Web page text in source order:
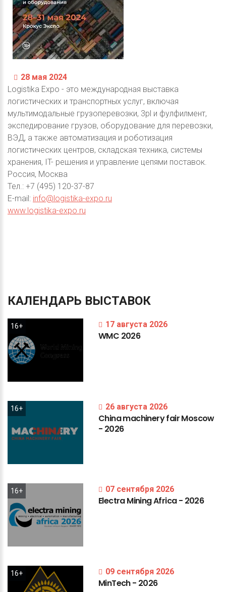
28 мая 2024
Logistika Expo - это международная выставка
логистических и транспортных услуг, включая
мультимодальные грузоперевозки, 3pl и фулфилмент,
экспедирование грузов, оборудование для перевозки,
ВЭД, а также автоматизация и роботизация
логистических центров, складская техника, системы
хранения, IT- решения и управление цепями поставок.
Россия, Москва
Тел.: +7 (495) 120-37-87
E-mail: info@logistika-expo.ru
www.logistika-expo.ru
КАЛЕНДАРЬ ВЫСТАВОК
16+ 17 августа 2026
WMC 2026
16+ 26 августа 2026
ChinamachineryfairMoscow
- 2026
16+ 07 сентября 2026
ElectraMiningAfrica- 2026
16+ 09 сентября 2026
MinTech- 2026